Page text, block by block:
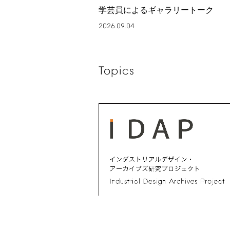
学芸員によるギャラリートーク
2026.09.04
Topics